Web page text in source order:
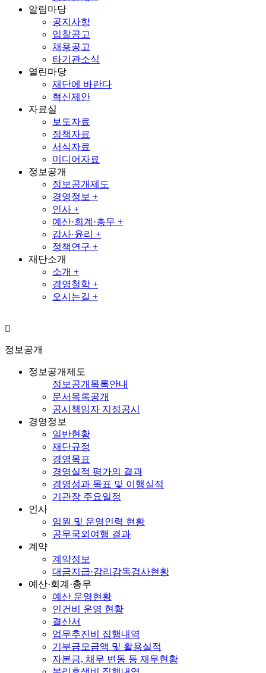
알림마당
공지사항
입찰공고
채용공고
타기관소식
열린마당
재단에 바란다
혁신제안
자료실
보도자료
정책자료
서식자료
미디어자료
정보공개
정보공개제도
경영정보 +
인사 +
예산·회계·총무 +
감사·윤리 +
정책연구 +
재단소개
소개 +
경영철학 +
오시는길 +
정보공개
정보공개제도
정보공개목록안내
문서목록공개
공시책임자 지정공시
경영정보
일반현황
재단규정
경영목표
경영실적 평가의 결과
경영성과 목표 및 이행실적
기관장 주요일정
인사
임원 및 운영인력 현황
공무국외여행 결과
계약
계약정보
대금지급·감리감독검사현황
예산·회계·총무
예산 운영현황
인건비 운영 현황
결산서
업무추진비 집행내역
기부금모금액 및 활용실적
자본금, 채무 변동 등 재무현황